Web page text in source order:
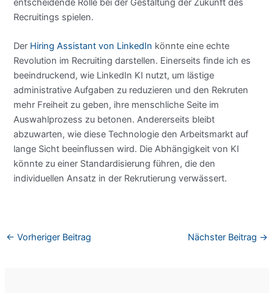
entscheidende Rolle bei der Gestaltung der Zukunft des
Recruitings spielen.
Der Hiring Assistant von LinkedIn könnte eine echte
Revolution im Recruiting darstellen. Einerseits finde ich es
beeindruckend, wie LinkedIn KI nutzt, um lästige
administrative Aufgaben zu reduzieren und den Rekruten
mehr Freiheit zu geben, ihre menschliche Seite im
Auswahlprozess zu betonen. Andererseits bleibt
abzuwarten, wie diese Technologie den Arbeitsmarkt auf
lange Sicht beeinflussen wird. Die Abhängigkeit von KI
könnte zu einer Standardisierung führen, die den
individuellen Ansatz in der Rekrutierung verwässert.
← Vorheriger Beitrag Nächster Beitrag →